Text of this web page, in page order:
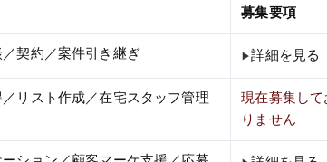
募集要項
契約／案件引き継ぎ 詳細を見る
リスト作成／在宅スタッフ管理
現在募集して
りません